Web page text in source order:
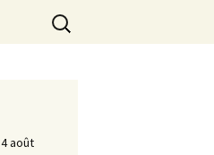
Rechercher :
4 août